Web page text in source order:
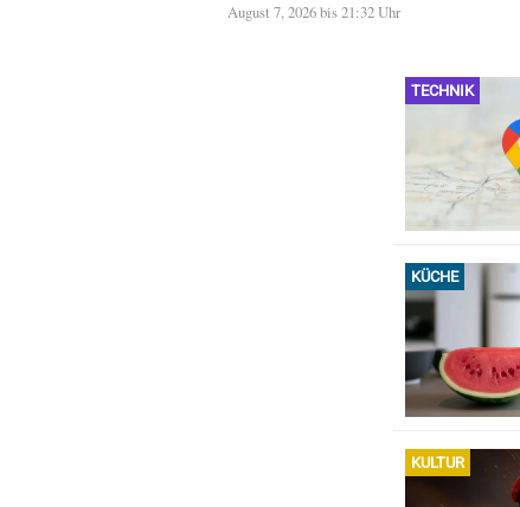
August 7, 2026 bis 21:32 Uhr
TECHNIK
KÜCHE
KULTUR